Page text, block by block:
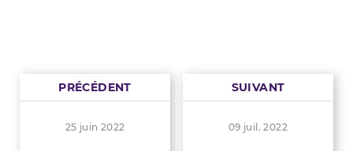
PRÉCÉDENT
25 juin 2022
SUIVANT
09 juil. 2022